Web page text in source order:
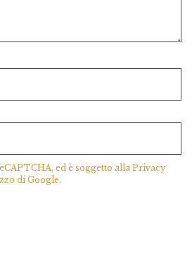
ed è soggetto allaPrivacy
di Google.